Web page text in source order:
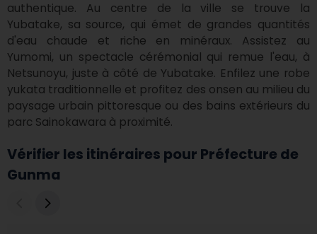
authentique. Au centre de la ville se trouve la
Yubatake, sa source, qui émet de grandes quantités
d'eau chaude et riche en minéraux. Assistez au
Yumomi, un spectacle cérémonial qui remue l'eau, à
Netsunoyu, juste à côté de Yubatake. Enfilez une robe
yukata traditionnelle et profitez des onsen au milieu du
paysage urbain pittoresque ou des bains extérieurs du
parc Sainokawara à proximité.
Vérifier les itinéraires pour Préfecture de
Gunma